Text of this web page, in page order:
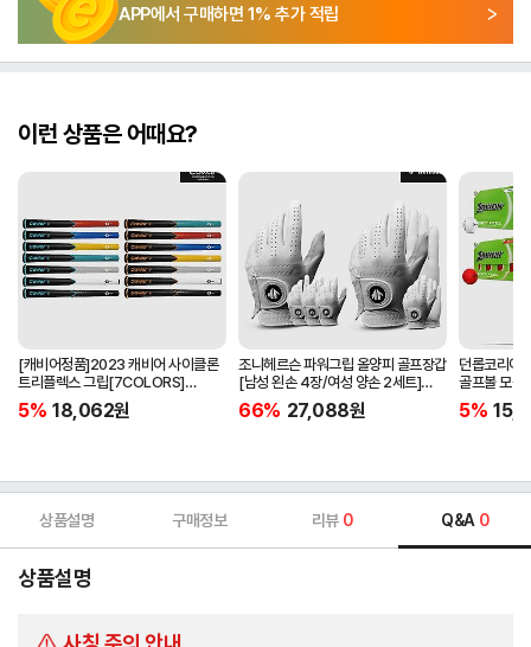
APP에서 구매하면 1% 추가 적립
이런 상품은 어때요?
[캐비어정품]2023 캐비어 사이클론
트리플렉스 그립[7COLORS]
[라운드][39g/42g/46g/50g]
[R/S 토크]
5% 18,062원
조니헤르슨 파워그립 올양피 골프장갑
[남성 왼손 4장/여성 양손 2세트]
[화이트][케이스포함]
66% 27,088원
던롭코리아
골프볼 모
[2피스/12
5%
상품설명 구매정보 리뷰 0 Q&A 0
상품설명